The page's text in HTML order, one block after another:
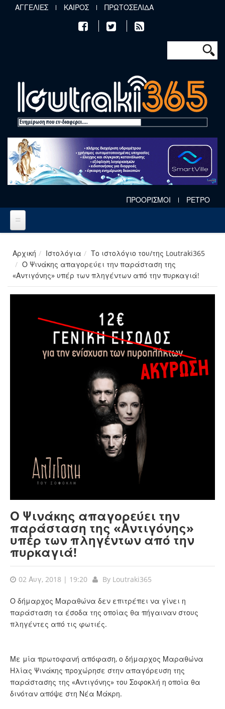
Παράκαμψη προς το κυρίως περιεχόμενο
ΑΓΓΕΛΙΕΣ ΚΑΙΡΟΣ ΠΡΩΤΟΣΕΛΙΔΑ
Φόρμα
Αναζήτηση
ΠΡΟΟΡΙΣΜΟΙ ΡΕΤΡΟ
Αρχική Ιστολόγια
Το ιστολόγιο του/της Loutraki365
Ο Ψινάκης απαγορεύει την παράσταση της
«Αντιγόνης» υπέρ των πληγέντων από την πυρκαγιά!
Ο Ψινάκης απαγορεύει την
παράσταση της «Αντιγόνης»
υπέρ των πληγέντων από την
πυρκαγιά!
02 Αυγ, 2018 | 19:20 By Loutraki365
Ο δήμαρχος Μαραθώνα δεν επιτρέπει να γίνει η
παράσταση τα έσοδα της οποίας θα πήγαιναν στους
πληγέντες από τις φωτιές.
Με μία πρωτοφανή απόφαση, ο δήμαρχος Μαραθώνα
Ηλίας Ψινάκης προχώρησε στην απαγόρευση της
παράστασης της «Αντιγόνης» του Σοφοκλή η οποία θα
δινόταν απόψε στη Νέα Μάκρη.